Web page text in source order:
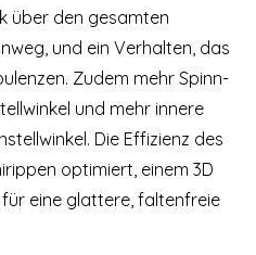
über den gesamten
und ein Verhalten, das
Zudem mehr Spinn-
und mehr innere
Die Effizienz des
optimiert, einem 3D
eine glattere, faltenfreie